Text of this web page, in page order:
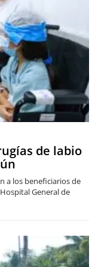
de labio
a los beneficiarios de
General de